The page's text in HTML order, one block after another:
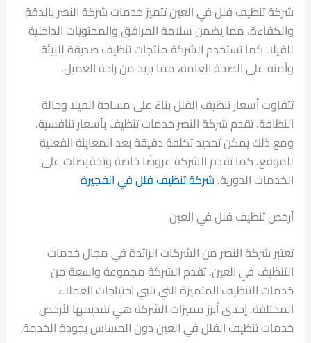
شركة تنظيف فلل في العين تتميز خدمات شركة النصر بالدقة
والكفاءة، مما يضمن سلامة المرافق والمحتويات الداخلية
للفيلا. كما تستخدم الشركة منتجات تنظيف صديقة للبيئة
وآمنة على الصحة العامة، مما يزيد من راحة العميل.
تتفاوت أسعار تنظيف الفلل بناءً على مساحة الفيلا وحالة
النظافة. تقدم شركة النصر خدمات تنظيف بأسعار تنافسية،
ومع ذلك يمكن تحديد تكلفة دقيقة بعد المعاينة الفعلية
للموقع. كما تقدم الشركة عروضًا خاصة وتخفيضات على
الخدمات الدورية. شركة تنظيف فلل في الفجيرة
أرخص تنظيف فلل في العين
تعتبر شركة النصر من الشركات الرائدة في مجال خدمات
التنظيف في العين. تقدم الشركة مجموعة واسعة من
خدمات التنظيف المتميزة التي تلبي احتياجات العملاء
المختلفة. إحدى أبرز مميزات الشركة هي تقديمها لأرخص
خدمات تنظيف الفلل في العين دون المساس بجودة الخدمة.